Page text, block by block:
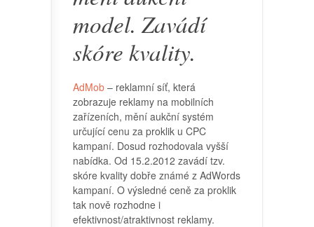
model. Zavádí
skóre kvality.
AdMob – reklamní síť, která
zobrazuje reklamy na mobilních
zařízeních, mění aukční systém
určující cenu za proklik u CPC
kampaní. Dosud rozhodovala vyšší
nabídka. Od 15.2.2012 zavádí tzv.
skóre kvality dobře známé z AdWords
kampaní. O výsledné ceně za proklik
tak nově rozhodne i
efektivnost/atraktivnost reklamy.